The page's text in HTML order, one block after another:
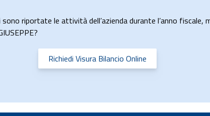
riportate le attività dell’azienda durante l’anno fiscale,
Richiedi Visura Bilancio Online